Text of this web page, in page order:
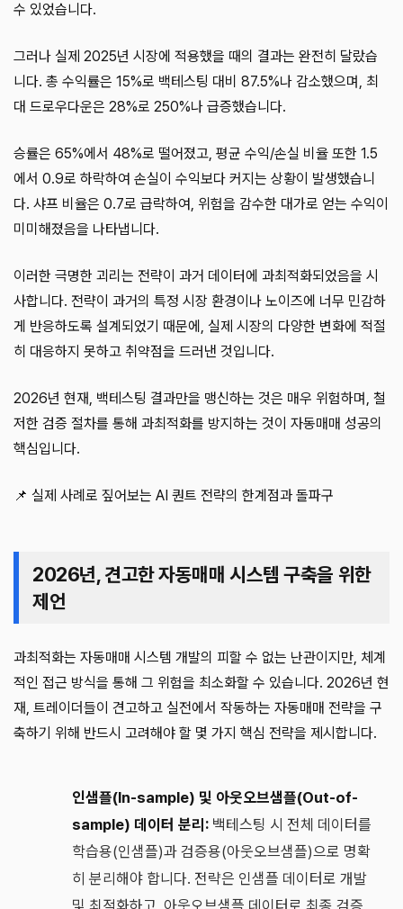
수 있었습니다.
그러나 실제 2025년 시장에 적용했을 때의 결과는 완전히 달랐습
니다. 총 수익률은 15%로 백테스팅 대비 87.5%나 감소했으며, 최
대 드로우다운은 28%로 250%나 급증했습니다.
승률은 65%에서 48%로 떨어졌고, 평균 수익/손실 비율 또한 1.5
에서 0.9로 하락하여 손실이 수익보다 커지는 상황이 발생했습니
다. 샤프 비율은 0.7로 급락하여, 위험을 감수한 대가로 얻는 수익이
미미해졌음을 나타냅니다.
이러한 극명한 괴리는 전략이 과거 데이터에 과최적화되었음을 시
사합니다. 전략이 과거의 특정 시장 환경이나 노이즈에 너무 민감하
게 반응하도록 설계되었기 때문에, 실제 시장의 다양한 변화에 적절
히 대응하지 못하고 취약점을 드러낸 것입니다.
2026년 현재, 백테스팅 결과만을 맹신하는 것은 매우 위험하며, 철
저한 검증 절차를 통해 과최적화를 방지하는 것이 자동매매 성공의
핵심입니다.
📌 실제 사례로 짚어보는 AI 퀀트 전략의 한계점과 돌파구
2026년, 견고한 자동매매 시스템 구축을 위한
제언
과최적화는 자동매매 시스템 개발의 피할 수 없는 난관이지만, 체계
적인 접근 방식을 통해 그 위험을 최소화할 수 있습니다. 2026년 현
재, 트레이더들이 견고하고 실전에서 작동하는 자동매매 전략을 구
축하기 위해 반드시 고려해야 할 몇 가지 핵심 전략을 제시합니다.
인샘플(In-sample) 및 아웃오브샘플(Out-of-
sample) 데이터 분리: 백테스팅 시 전체 데이터를
학습용(인샘플)과 검증용(아웃오브샘플)으로 명확
히 분리해야 합니다. 전략은 인샘플 데이터로 개발